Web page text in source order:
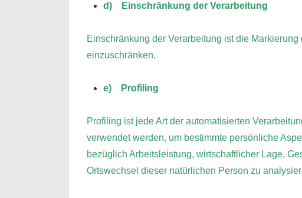
d) Einschränkung der Verarbeitung
Einschränkung der Verarbeitung ist die
einzuschränken.
e) Profiling
Profiling ist jede Art der automatisierten
verwendet werden, um bestimmte persönliche
bezüglich Arbeitsleistung, wirtschaftlicher Lage,
Ortswechsel dieser natürlichen Person zu